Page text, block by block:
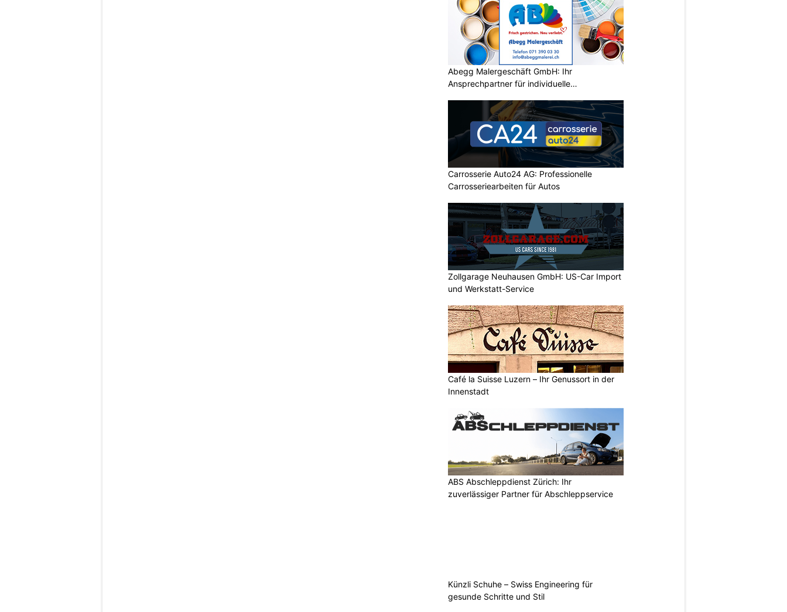
Abegg Malergeschäft GmbH: Ihr
Ansprechpartner für individuelle
Carrosserie Auto24 AG: Professionelle
Carrosseriearbeiten für Autos
Zollgarage Neuhausen GmbH: US-Car Import
und Werkstatt-Service
Café la Suisse Luzern – Ihr Genussort in der
Innenstadt
ABS Abschleppdienst Zürich: Ihr
zuverlässiger Partner für Abschleppservice
Künzli Schuhe – Swiss Engineering für
gesunde Schritte und Stil